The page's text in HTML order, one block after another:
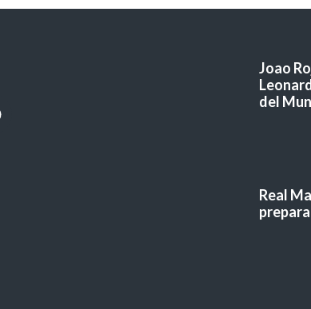
Joao
del
Real